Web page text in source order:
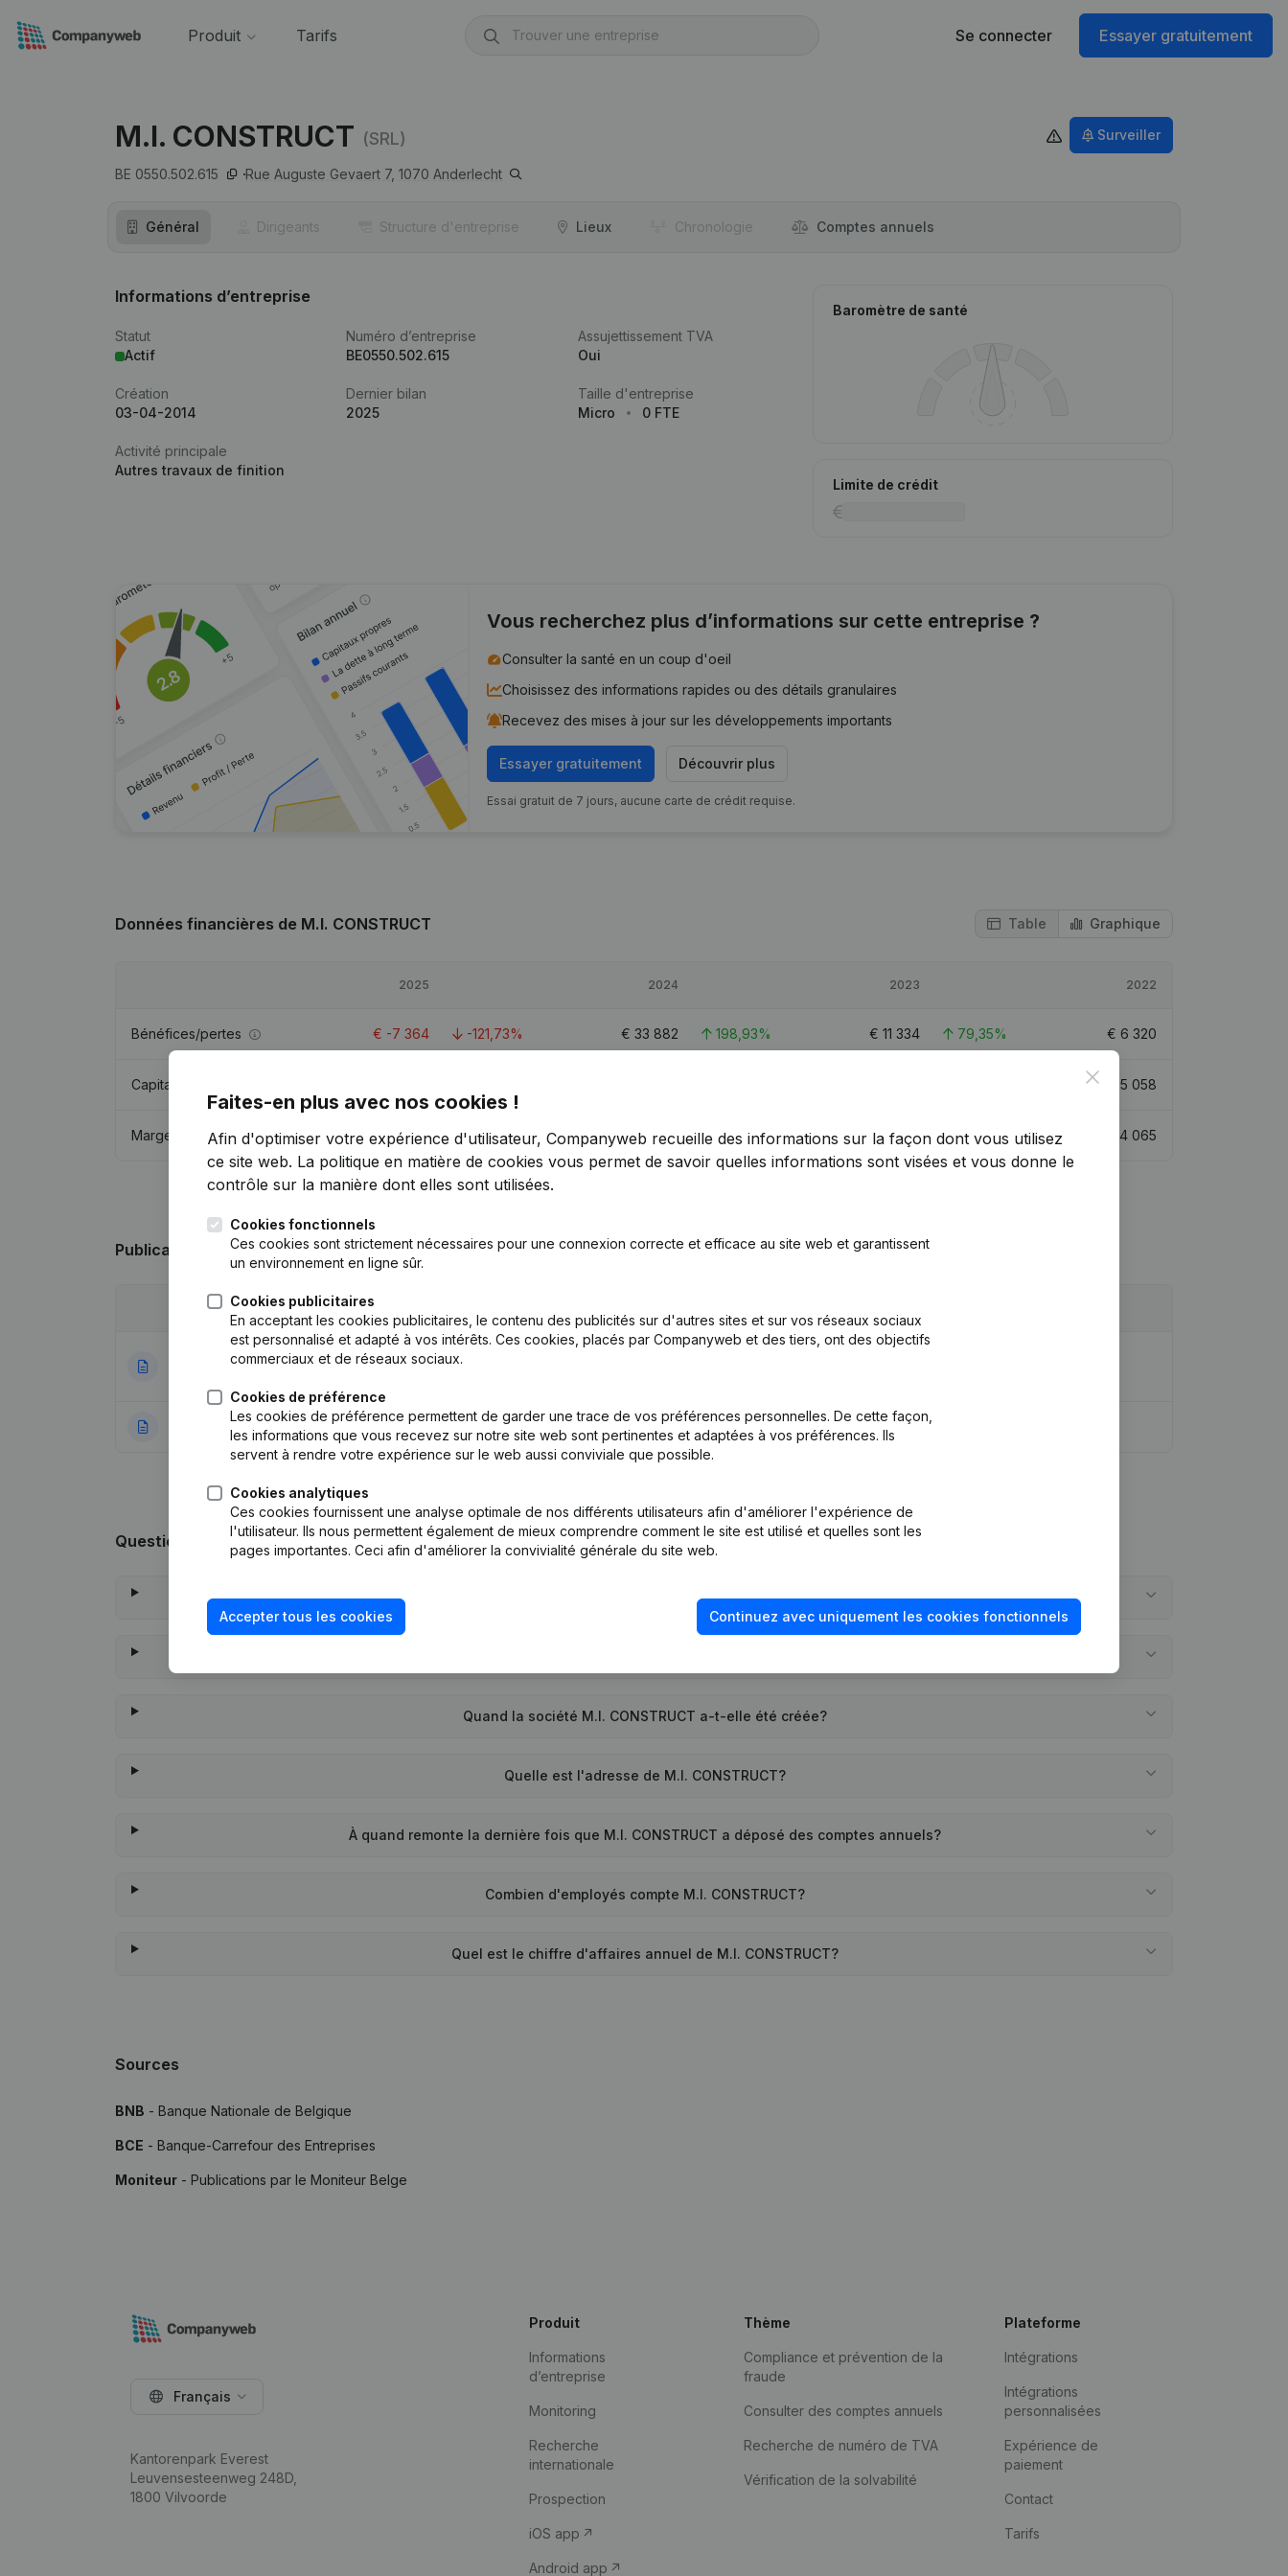
Produit Tarifs Se connecter Essayer gratuitement
M.I. CONSTRUCT (SRL)
BE 0550.502.615 Rue Auguste Gevaert 7, 1070 Anderlecht
Surveiller
Général Dirigeants Structure d'entreprise Lieux Chronologie Comptes annuels
Informations d’entreprise
Statut
Actif
Numéro d’entreprise
BE0550.502.615
Assujettissement TVA
Oui
Création
03-04-2014
Dernier bilan
2025
Taille d'entreprise
Micro
0 FTE
Activité principale
Autres travaux de finition
Baromètre de santé
Limite de crédit
Vous recherchez plus d’informations sur cette entreprise ?
Consulter la santé en un coup d'oeil
Choisissez des informations rapides ou des détails granulaires
Recevez des mises à jour sur les développements importants
Essayer gratuitement Découvrir plus
Essai gratuit de 7 jours, aucune carte de crédit requise.
Données financières de M.I. CONSTRUCT Table Graphique
2025 2024 2023 2022
Bénéfices/pertes € -7 364 -121,73% € 33 882 198,93% € 11 334 79,35% € 6 320
Capitaux propres 55 058
Marge brute €6 793 -89,82% €66 722 87,71% €35 545 47,71% 24 065
Publications de M.I. CONSTRUCT
Publication
25-10-2023
Statuts (Traduction, Coordination, Autres Modifications, …) - Modification Forme Juridique - Divers - Demissions,
22-04-2014 Rubrique Constitution (Nouvelle Personne Morale, Ouverture Succursale, etc...)
Questions fréquemment posées
Quel est le numéro de TVA de M.I. CONSTRUCT?
Quand la société M.I. CONSTRUCT a-t-elle été créée?
Quelle est l'adresse de M.I. CONSTRUCT?
À quand remonte la dernière fois que M.I. CONSTRUCT a déposé des comptes annuels?
Combien d'employés compte M.I. CONSTRUCT?
Quel est le chiffre d'affaires annuel de M.I. CONSTRUCT?
Sources
BNB - Banque Nationale de Belgique
BCE - Banque-Carrefour des Entreprises
Moniteur - Publications par le Moniteur Belge
Close
Faites-en plus avec nos cookies !
Afin d'optimiser votre expérience d'utilisateur, Companyweb recueille des informations sur la façon dont vous utilisez
ce site web. La politique en matière de cookies vous permet de savoir quelles informations sont visées et vous donne le
contrôle sur la manière dont elles sont utilisées.
Cookies fonctionnels
Ces cookies sont strictement nécessaires pour une connexion correcte et efficace au site web et garantissent
un environnement en ligne sûr.
Cookies publicitaires
En acceptant les cookies publicitaires, le contenu des publicités sur d'autres sites et sur vos réseaux sociaux
est personnalisé et adapté à vos intérêts. Ces cookies, placés par Companyweb et des tiers, ont des objectifs
commerciaux et de réseaux sociaux.
Cookies de préférence
Les cookies de préférence permettent de garder une trace de vos préférences personnelles. De cette façon,
les informations que vous recevez sur notre site web sont pertinentes et adaptées à vos préférences. Ils
servent à rendre votre expérience sur le web aussi conviviale que possible.
Cookies analytiques
Ces cookies fournissent une analyse optimale de nos différents utilisateurs afin d'améliorer l'expérience de
l'utilisateur. Ils nous permettent également de mieux comprendre comment le site est utilisé et quelles sont les
pages importantes. Ceci afin d'améliorer la convivialité générale du site web.
Accepter tous les cookies Continuez avec uniquement les cookies fonctionnels
Français
Kantorenpark Everest
Leuvensesteenweg 248D,
1800 Vilvoorde
Produit
Informations
d’entreprise
Monitoring
Recherche
internationale
Prospection
iOS app
Android app
Thème
Compliance et prévention de la
fraude
Consulter des comptes annuels
Recherche de numéro de TVA
Vérification de la solvabilité
Plateforme
Intégrations
Intégrations
personnalisées
Expérience de
paiement
Contact
Tarifs